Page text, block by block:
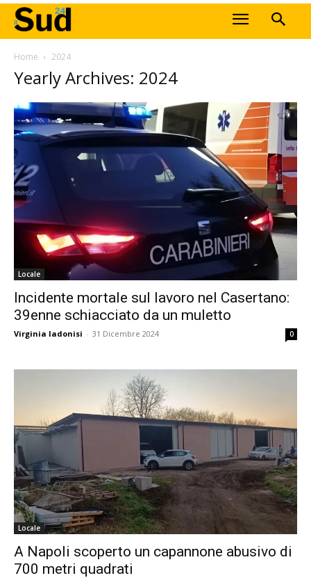
Home 2024
Yearly Archives: 2024
Locale
Incidente mortale sul lavoro nel Casertano:
39enne schiacciato da un muletto
Virginia Iadonisi - 31 Dicembre 2024 0
Locale
A Napoli scoperto un capannone abusivo di
700 metri quadrati